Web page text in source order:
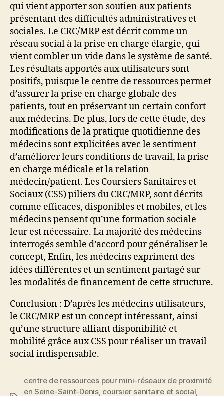
qui vient apporter son soutien aux patients
présentant des difficultés administratives et
sociales. Le CRC/MRP est décrit comme un
réseau social à la prise en charge élargie, qui
vient combler un vide dans le système de santé.
Les résultats apportés aux utilisateurs sont
positifs, puisque le centre de ressources permet
d’assurer la prise en charge globale des
patients, tout en préservant un certain confort
aux médecins. De plus, lors de cette étude, des
modifications de la pratique quotidienne des
médecins sont explicitées avec le sentiment
d’améliorer leurs conditions de travail, la prise
en charge médicale et la relation
médecin/patient. Les Coursiers Sanitaires et
Sociaux (CSS) piliers du CRC/MRP, sont décrits
comme efficaces, disponibles et mobiles, et les
médecins pensent qu’une formation sociale
leur est nécessaire. La majorité des médecins
interrogés semble d’accord pour généraliser le
concept, Enfin, les médecins expriment des
idées différentes et un sentiment partagé sur
les modalités de financement de cette structure.
Conclusion : D’après les médecins utilisateurs,
le CRC/MRP est un concept intéressant, ainsi
qu’une structure alliant disponibilité et
mobilité grâce aux CSS pour réaliser un travail
social indispensable.
centre de ressources pour mini-réseaux de proximité
en Seine-Saint-Denis, coursier sanitaire et social,